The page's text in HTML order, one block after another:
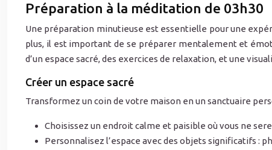
Préparation à la méditation de 03h30
Une préparation minutieuse est essentielle pour une
plus, il est important de se préparer mentalement et
d’un espace sacré, des exercices de relaxation, et une
Créer un espace sacré
Transformez un coin de votre maison en un sanctuaire
Choisissez un endroit calme et paisible où vous ne
Personnalisez l’espace avec des objets significatifs :